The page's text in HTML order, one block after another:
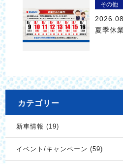
その他
夏季休
カテゴリー
新車情報 (19)
イベント/キャンペーン (59)